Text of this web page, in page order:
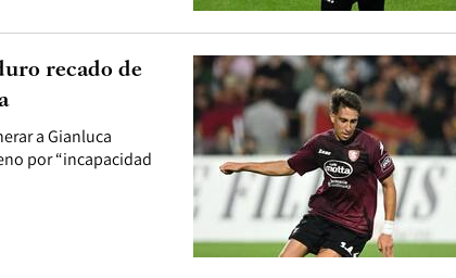
a Gianluca
por “incapacidad
recado de